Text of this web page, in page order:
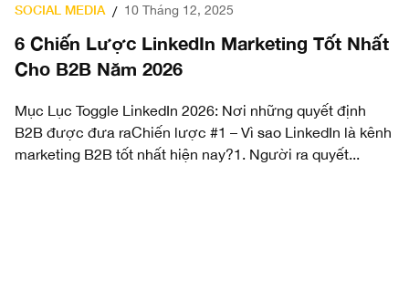
SOCIAL MEDIA / 10 Tháng 12, 2025
6 Chiến Lược LinkedIn Marketing Tốt Nhất
Cho B2B Năm 2026
Mục Lục Toggle LinkedIn 2026: Nơi những quyết định
B2B được đưa raChiến lược #1 – Vì sao LinkedIn là kênh
marketing B2B tốt nhất hiện nay?1. Người ra quyết...